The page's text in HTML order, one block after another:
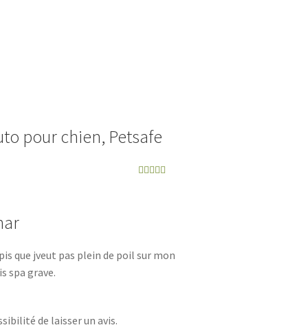
pour chien, Petsafe
que jveut pas plein de poil sur mon
spa grave.
de laisser un avis.